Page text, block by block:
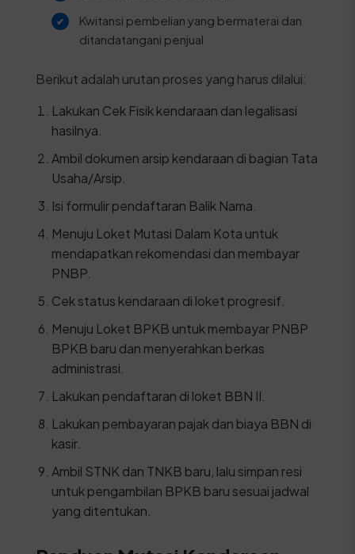
Kwitansi pembelian yang bermaterai dan
ditandatangani penjual
Berikut adalah urutan proses yang harus dilalui:
Lakukan Cek Fisik kendaraan dan legalisasi
hasilnya.
Ambil dokumen arsip kendaraan di bagian Tata
Usaha/Arsip.
Isi formulir pendaftaran Balik Nama.
Menuju Loket Mutasi Dalam Kota untuk
mendapatkan rekomendasi dan membayar
PNBP.
Cek status kendaraan di loket progresif.
Menuju Loket BPKB untuk membayar PNBP
BPKB baru dan menyerahkan berkas
administrasi.
Lakukan pendaftaran di loket BBN II.
Lakukan pembayaran pajak dan biaya BBN di
kasir.
Ambil STNK dan TNKB baru, lalu simpan resi
untuk pengambilan BPKB baru sesuai jadwal
yang ditentukan.